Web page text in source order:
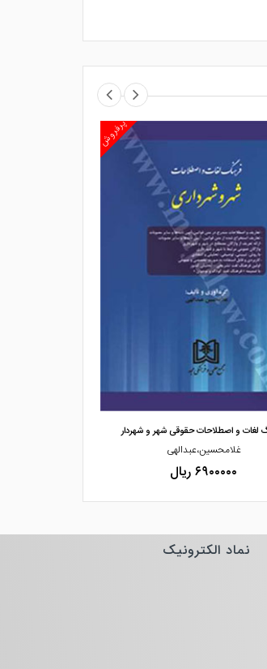
مشاهده و خرید
پرفروش
فرهنگ حقوقی «فارسی فرانسه»
هدیه،نصیری
۵۸۰۰۰۰۰ ریال
نماد الکترونیک